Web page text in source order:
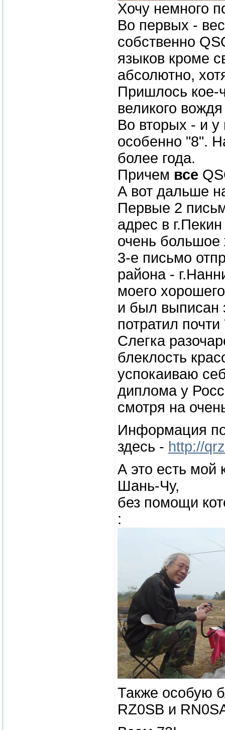
Хочу немного
Во первых -
собственно
языков кроме
абсолютно,
Пришлось кое-
великого
Во вторых - и у
особенно "8".
более года.
Причем все
А вот дальше
Первые 2
адрес в
очень большое
3-е письмо
района -
моего
и был выписан
потратил почти
Слегка
блеклость
успокаиваю
диплома у
смотря на
Информация
здесь - http://
А это есть мой
Шань-Чу,
без помощи
:
Также особую
RZ0SB и